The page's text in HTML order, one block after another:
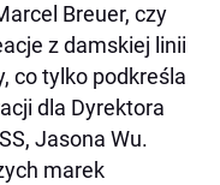
Breuer, czy
z damskiej linii
co tylko podkreśla
dla Dyrektora
Jasona Wu.
marek